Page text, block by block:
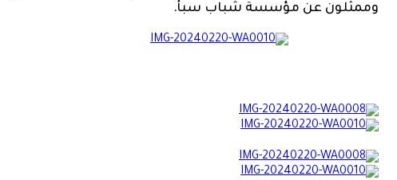
وممثلون عن مؤسسة شباب سبأ.